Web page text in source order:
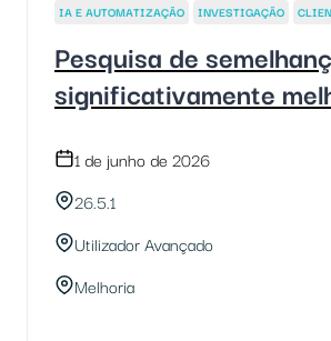
IA E AUTOMATIZAÇÃO INVESTIGAÇÃO
Pesquisa de
significativamente
1 de junho de 2026
26.5.1
Utilizador Avançado
Melhoria